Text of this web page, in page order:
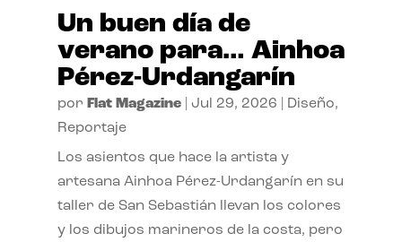
Un buen día de
verano para… Ainhoa
Pérez-Urdangarín
por Flat Magazine| Jul 29, 2026 Diseño,
Reportaje
Los asientos que hace la artista y
artesana Ainhoa Pérez-Urdangarín en su
taller de San Sebastián llevan los colores
y los dibujos marineros de la costa, pero